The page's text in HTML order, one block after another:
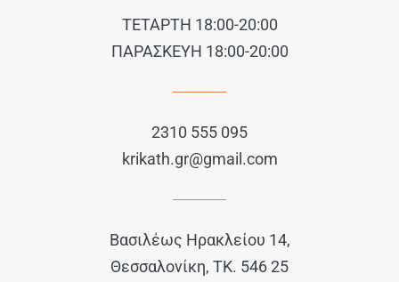
ΤΕΤΑΡΤΗ 18:00-20:00
ΠΑΡΑΣΚΕΥΗ 18:00-20:00
2310 555 095
krikath.gr@gmail.com
Βασιλέως Ηρακλείου 14,
Θεσσαλονίκη, ΤΚ. 546 25